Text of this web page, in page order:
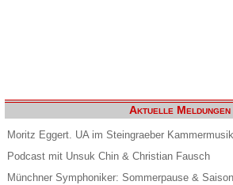
Aktuelle Meldungen
Moritz Eggert. UA im Steingraeber
Podcast mit Unsuk Chin & Christian Fausch
Münchner Symphoniker: Sommerpause &